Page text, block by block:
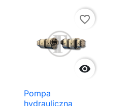

favorite_border
Pompa
hydrauliczna